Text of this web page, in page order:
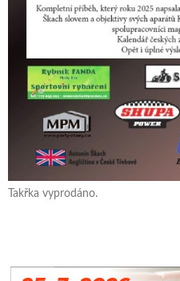
Takřka vyprodáno.